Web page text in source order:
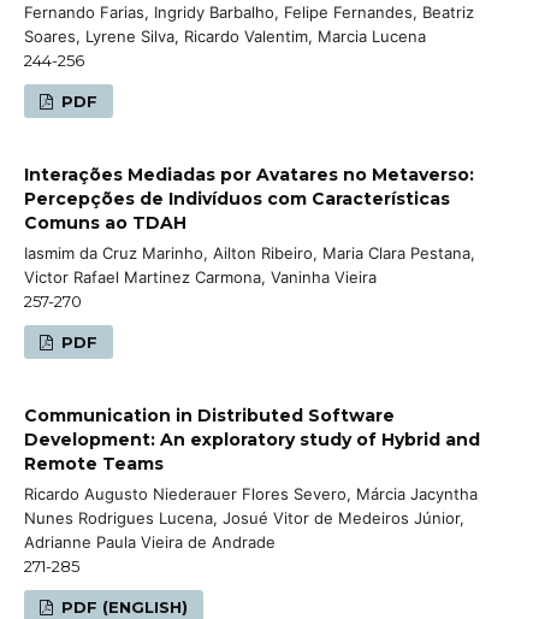
Fernando Farias, Ingridy Barbalho, Felipe Fernandes, Beatriz
Soares, Lyrene Silva, Ricardo Valentim, Marcia Lucena
244-256
PDF
Interações Mediadas por Avatares no Metaverso:
Percepções de Indivíduos com Características
Comuns ao TDAH
Iasmim da Cruz Marinho, Ailton Ribeiro, Maria Clara Pestana,
Victor Rafael Martinez Carmona, Vaninha Vieira
257-270
PDF
Communication in Distributed Software
Development: An exploratory study of Hybrid and
Remote Teams
Ricardo Augusto Niederauer Flores Severo, Márcia Jacyntha
Nunes Rodrigues Lucena, Josué Vitor de Medeiros Júnior,
Adrianne Paula Vieira de Andrade
271-285
PDF (ENGLISH)